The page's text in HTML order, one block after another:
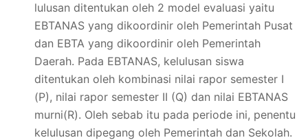
lulusan ditentukan oleh 2 model evaluasi yaitu
EBTANAS yang dikoordinir oleh Pemerintah Pusat
dan EBTA yang dikoordinir oleh Pemerintah
Daerah. Pada EBTANAS, kelulusan siswa
ditentukan oleh kombinasi nilai rapor semester I
(P), nilai rapor semester II (Q) dan nilai EBTANAS
murni(R). Oleh sebab itu pada periode ini, penentu
kelulusan dipegang oleh Pemerintah dan Sekolah.